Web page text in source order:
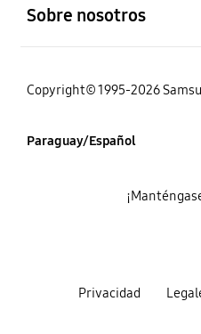
Sobre nosotros
Copyright© 1995-2026
Paraguay/Español
Privacidad